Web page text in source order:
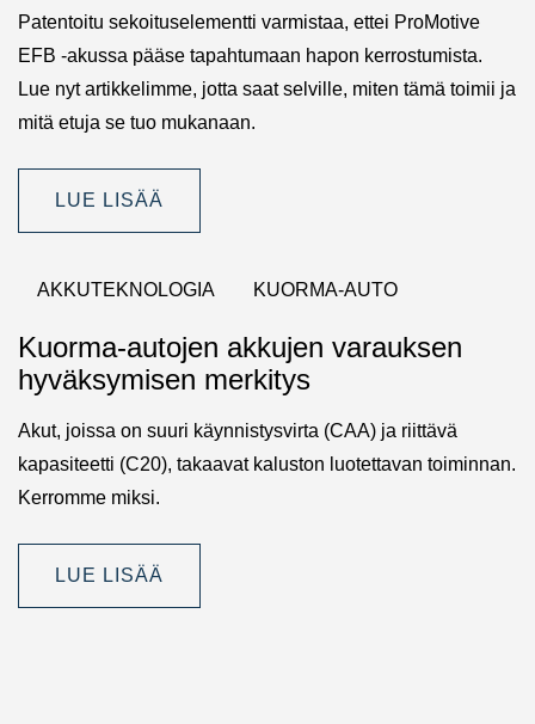
Patentoitu sekoituselementti varmistaa, ettei ProMotive
EFB -akussa pääse tapahtumaan hapon kerrostumista.
Lue nyt artikkelimme, jotta saat selville, miten tämä toimii ja
mitä etuja se tuo mukanaan.
LUE LISÄÄ
AKKUTEKNOLOGIA KUORMA-AUTO
Kuorma-autojen akkujen varauksen
hyväksymisen merkitys
Akut, joissa on suuri käynnistysvirta (CAA) ja riittävä
kapasiteetti (C20), takaavat kaluston luotettavan toiminnan.
Kerromme miksi.
LUE LISÄÄ